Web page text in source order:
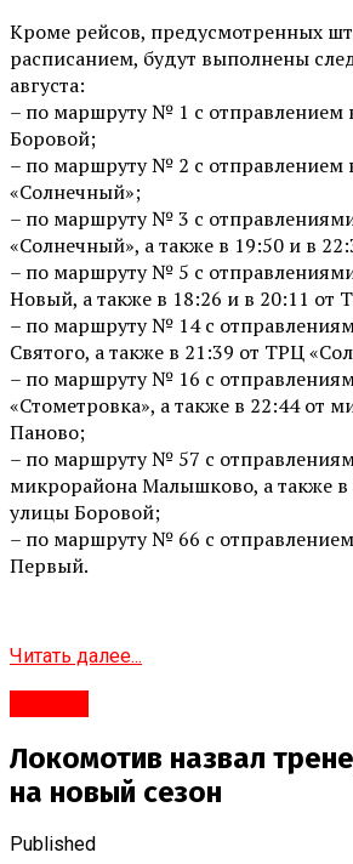
Кроме рейсов, предусмотренных
расписанием, будут выполнены
августа:
– по маршруту № 1 с отправлением
Боровой;
– по маршруту № 2 с отправлением
«Солнечный»;
– по маршруту № 3 с
«Солнечный», а также в 19:50 и в
– по маршруту № 5 с
Новый, а также в 18:26 и в 20:11 от
– по маршруту № 14 с
Святого, а также в 21:39 от ТРЦ
– по маршруту № 16 с
«Стометровка», а также в 22:44 от
Паново;
– по маршруту № 57 с
микрорайона Малышково, а также в
улицы Боровой;
– по маршруту № 66 с
Первый.
Читать далее...
Локомотив назвал
на новый сезон
Published